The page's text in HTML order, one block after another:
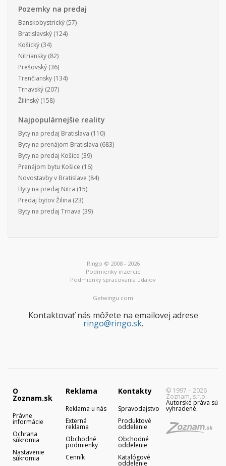
Pozemky na predaj
Banskobystrický (57)
Bratislavský (124)
Košický (34)
Nitriansky (82)
Prešovský (36)
Trenčiansky (134)
Trnavský (207)
Žilinský (158)
Najpopulárnejšie reality
Byty na predaj Bratislava (110)
Byty na prenájom Bratislava (683)
Byty na predaj Košice (39)
Prenájom bytu Košice (16)
Novostavby v Bratislave (84)
Byty na predaj Nitra (15)
Predaj bytov Žilina (23)
Byty na predaj Trnava (39)
Ringo © 2008 - 2026
Podmienky inzercie
Podmienky spracovania údajov
Getwingu.com
Kontaktovať nás môžete na emailovej adrese
ringo@ringo.sk.
O
Zoznam.sk
Právne
informácie
Ochrana
súkromia
Nastavenie
súkromia
Reklama
Reklama u nás
Externá
reklama
Obchodné
podmienky
Cenník
Kontakty
Spravodajstvo
Produktové
oddelenie
Obchodné
oddelenie
Katalógové
oddelenie
© 1997 – 2026
Zoznam, s.r.o.
Autorské práva sú
vyhradené.